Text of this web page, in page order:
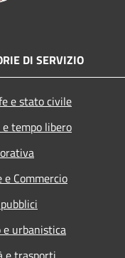
DI SERVIZIO
e stato civile
tempo libero
e Commercio
e urbanistica